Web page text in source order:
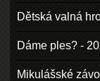
Dětská valná
Dáme ples? -
Mikulášské